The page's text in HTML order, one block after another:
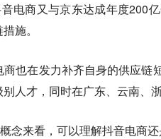
电商又与京东达成年度200
施。
也在发力补齐自身的供应链
人才，同时在广东、云南、
念来看，可以理解抖音电商